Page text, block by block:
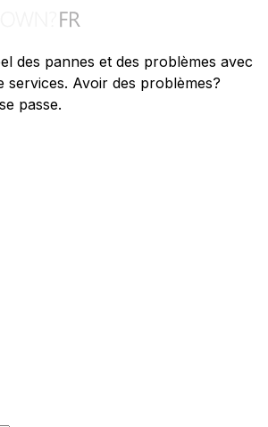
des pannes et des problèmes avec
services. Avoir des problèmes?
passe.